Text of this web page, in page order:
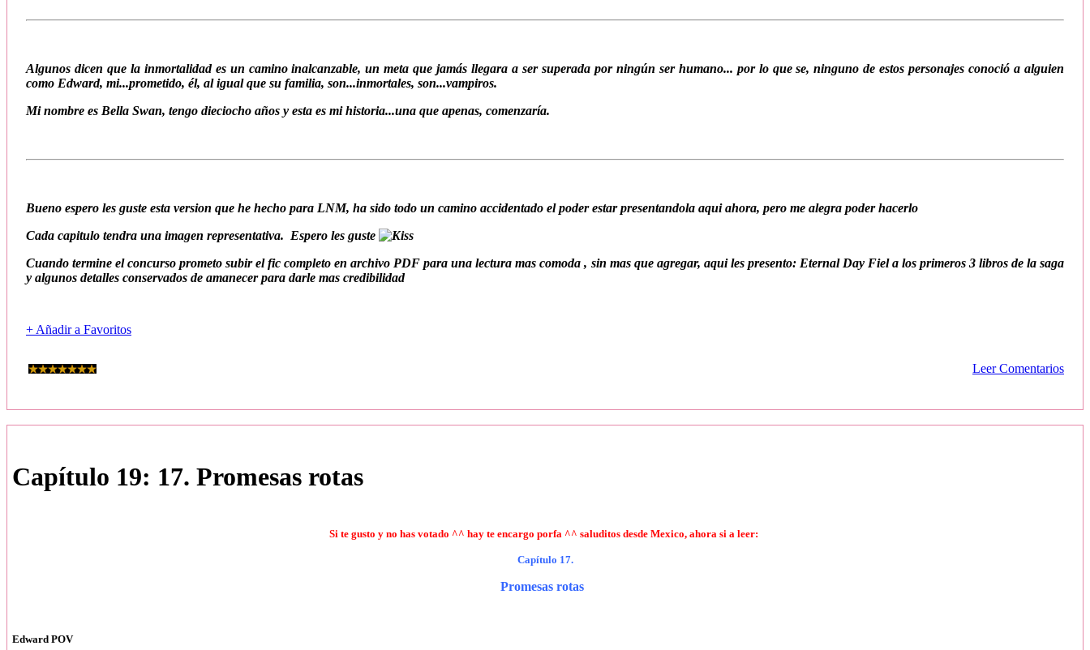
Algunos dicen que la inmortalidad es un camino inalcanzable, un meta que jamás llegara a ser superada por ningún ser humano... por lo que se, ninguno de estos personajes conoció a alguien
como Edward, mi...prometido, él, al igual que su familia, son...inmortales, son...vampiros.
Mi nombre es Bella Swan, tengo dieciocho años y esta es mi historia...una que apenas, comenzaría.
Bueno espero les guste esta version que he hecho para LNM, ha sido todo un camino accidentado el poder estar presentandola aqui ahora, pero me alegra poder hacerlo
Cada capitulo tendra una imagen representativa. Espero les guste
Cuando termine el concurso prometo subir el fic completo en archivo PDF para una lectura mas comoda , sin mas que agregar, aqui les presento: Eternal Day Fiel a los primeros 3 libros de la saga
y algunos detalles conservados de amanecer para darle mas credibilidad
+ Añadir a Favoritos
Leer Comentarios
Capítulo 19: 17. Promesas rotas
Si te gusto y no has votado ^^ hay te encargo porfa ^^ saluditos desde Mexico, ahora si a leer:
Capítulo 17.
Promesas rotas
Edward POV